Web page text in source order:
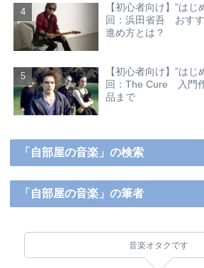
【初心者向け】”は
回：浜田省吾 おす
進め方とは？
【初心者向け】”は
回：The Cure 入門
品まで
「自部屋の音楽」の検索
「自部屋の音楽」の筆者
音楽オタクです